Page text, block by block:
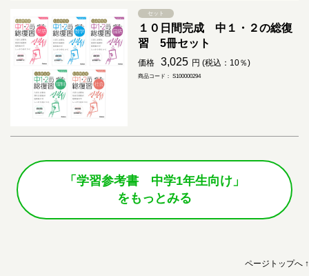
セット
１０日間完成 中１・２の総復
習 5冊セット
価格 3,025 円 (税込：10％)
商品コード： S100000294
「学習参考書 中学1年生向け」
をもっとみる
ページトップへ ↑